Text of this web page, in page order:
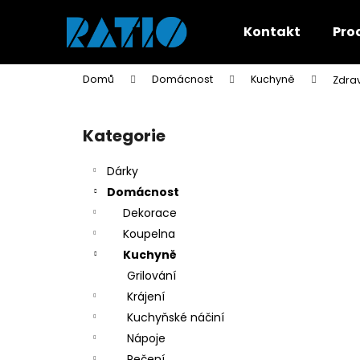
Kontakt
Domů Domácnost Kuchyně
Přeskočit
kategorie
Kategorie
Dárky
Domácnost
Dekorace
Koupelna
Kuchyně
Grilování
Krájení
Kuchyňské náčiní
Nápoje
í
Zpět
do
obchodu
Zpět
do
obchodu